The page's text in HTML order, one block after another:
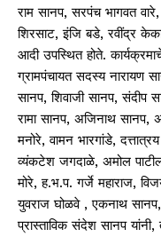
राम सानप, सरपंच भागवत
शिरसाट, इंजि बडे, रवींद्र
आदी उपस्थित होते.
ग्रामपंचायत सदस्य नारायण
सानप, शिवाजी सानप, संदीप
रामा सानप, अजिनाथ सानप,
मनोरे, वामन भारगांडे,
व्यंकटेश जगदाळे, अमोल
मोरे, ह.भ.प. गर्जे महाराज,
युवराज घोळवे , एकनाथ
प्रास्ताविक संदेश सानप